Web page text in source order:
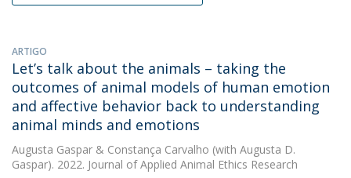
ARTIGO
Let’s talk about the animals – taking the
outcomes of animal models of human emotion
and affective behavior back to understanding
animal minds and emotions
Augusta Gaspar & Constança Carvalho (with Augusta D.
Gaspar). 2022. Journal of Applied Animal Ethics Research